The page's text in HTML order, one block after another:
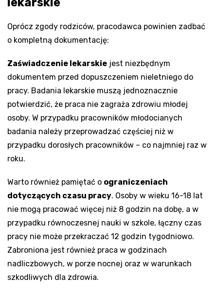
Oprócz zgody rodziców, pracodawca powinien zadbać
o kompletną dokumentację:
Zaświadczenie lekarskie jest niezbędnym
dokumentem przed dopuszczeniem nieletniego do
pracy. Badania lekarskie muszą jednoznacznie
potwierdzić, że praca nie zagraża zdrowiu młodej
osoby. W przypadku pracowników młodocianych
badania należy przeprowadzać częściej niż w
przypadku dorosłych pracowników – co najmniej raz w
roku.
Warto również pamiętać o ograniczeniach
dotyczących czasu pracy. Osoby w wieku 16-18 lat
nie mogą pracować więcej niż 8 godzin na dobę, a w
przypadku równoczesnej nauki w szkole, łączny czas
pracy nie może przekraczać 12 godzin tygodniowo.
Zabroniona jest również praca w godzinach
nadliczbowych, w porze nocnej oraz w warunkach
szkodliwych dla zdrowia.